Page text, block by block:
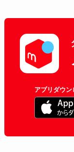
アプリダウン